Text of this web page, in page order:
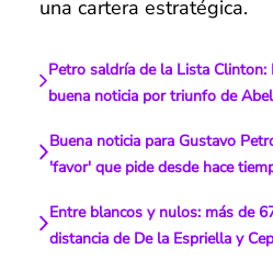
una cartera estratégica.
Petro saldría de la Lista Clinton:
buena noticia por triunfo de
Buena noticia para Gustavo
'favor' que pide desde hace
Entre blancos y nulos: más de
distancia de De la Espriella y